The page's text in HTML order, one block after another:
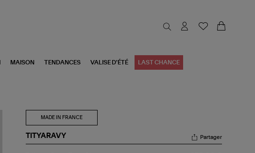
MAISON TENDANCES VALISE D'ÉTÉ LAST CHANCE
MADE IN FRANCE
TITYARAVY Partager